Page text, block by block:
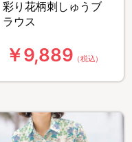
彩り花柄刺しゅうブ
ラウス
￥9,889 （税込）